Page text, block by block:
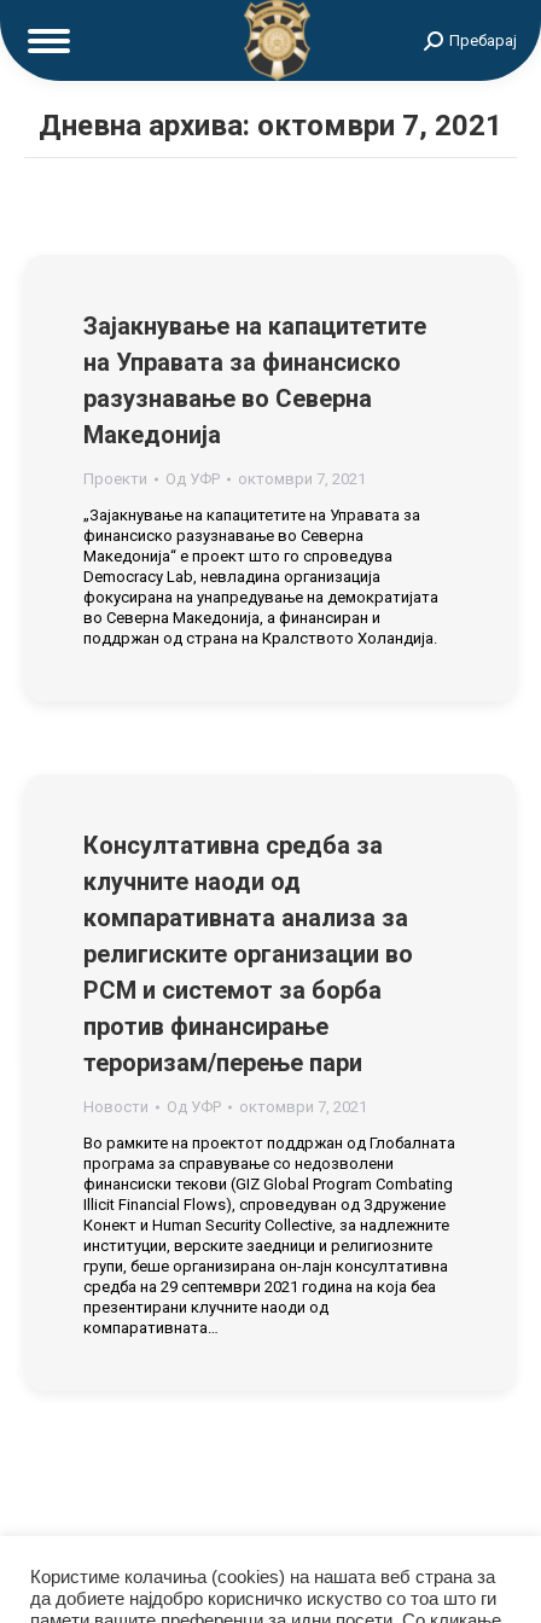
Search:Пребарај
Дневна архива: октомври 7, 2021
Зајакнување на капацитетите
на Управата за финансиско
разузнавање во Северна
Македонија
Проекти Од УФР
октомври 7, 2021
„Зајакнување на капацитетите на Управата за
финансиско разузнавање во Северна
Македонија“ е проект што го спроведува
Democracy Lab, невладина организација
фокусирана на унапредување на демократијата
во Северна Македонија, а финансиран и
поддржан од страна на Кралството Холандија.
Консултативна средба за
клучните наоди од
компаративната анализа за
религиските организации во
РСМ и системот за борба
против финансирање
тероризам/перење пари
Новости Од УФР
октомври 7, 2021
Во рамките на проектот поддржан од Глобалната
програма за справување со недозволени
финансиски текови (GIZ Global Program Combating
Illicit Financial Flows), спроведуван од Здружение
Конект и Human Security Collective, за надлежните
институции, верските заедници и религиозните
групи, беше организирана он-лајн консултативна
средба на 29 септември 2021 година на која беа
презентирани клучните наоди од
компаративната…
Користиме колачиња (cookies) на нашата веб страна за
да добиете најдобро корисничко искуство со тоа што ги